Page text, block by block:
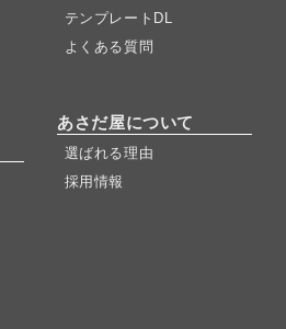
テンプレートDL
よくある質問
あさだ屋について
選ばれる理由
採用情報